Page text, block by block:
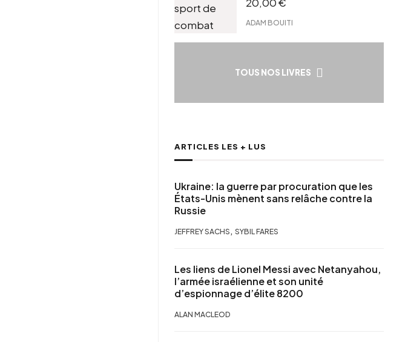
ADAM BOUITI
TOUS NOS LIVRES
ARTICLES LES + LUS
Ukraine: la guerre par procuration que les
États-Unis mènent sans relâche contre la
Russie
JEFFREY SACHS , SYBIL FARES
Les liens de Lionel Messi avec Netanyahou,
l’armée israélienne et son unité
d’espionnage d’élite 8200
ALAN MACLEOD